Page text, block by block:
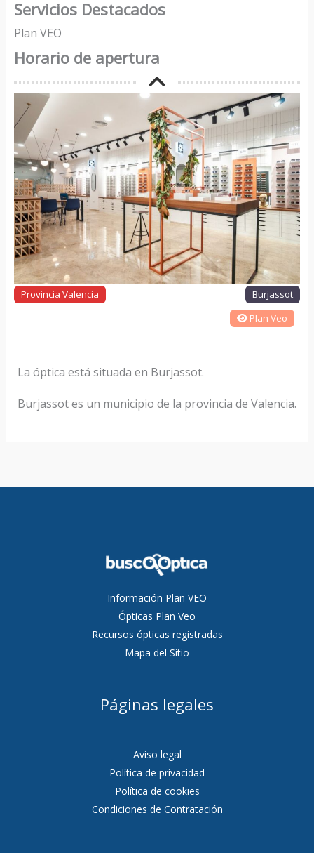
Servicios Destacados
Plan VEO
Horario de apertura
Provincia Valencia
Burjassot
Plan Veo
La óptica está situada en Burjassot.
Burjassot es un municipio de la provincia de Valencia.
Información Plan VEO
Ópticas Plan Veo
Recursos ópticas registradas
Mapa del Sitio
Páginas legales
Aviso legal
Política de privacidad
Política de cookies
Condiciones de Contratación